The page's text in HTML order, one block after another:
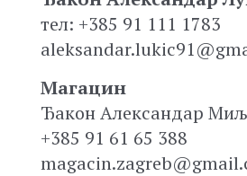
тел: +385 91 111 1783
Магацин
Ђакон Александар
+385 91 61 65 388